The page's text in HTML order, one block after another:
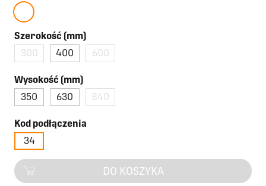
Szerokość (mm)
300
400 600
Wysokość (mm)
350
630 840
Kod podłączenia
34
DO KOSZYKA